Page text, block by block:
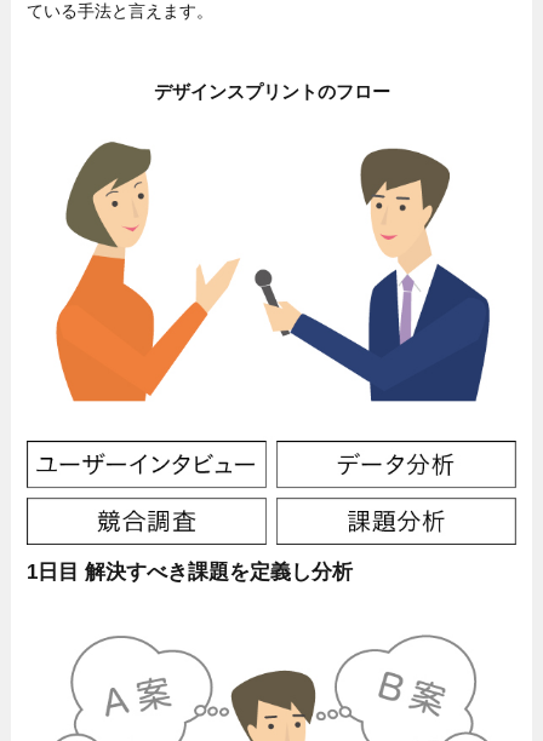
ている手法と言えます。
デザインスプリントのフロー
1日目 解決すべき課題を定義し分析